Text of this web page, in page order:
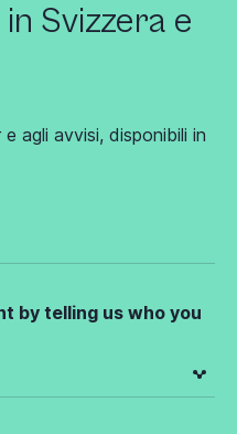
in Svizzera e
agli avvisi, disponibili in
by telling us who you